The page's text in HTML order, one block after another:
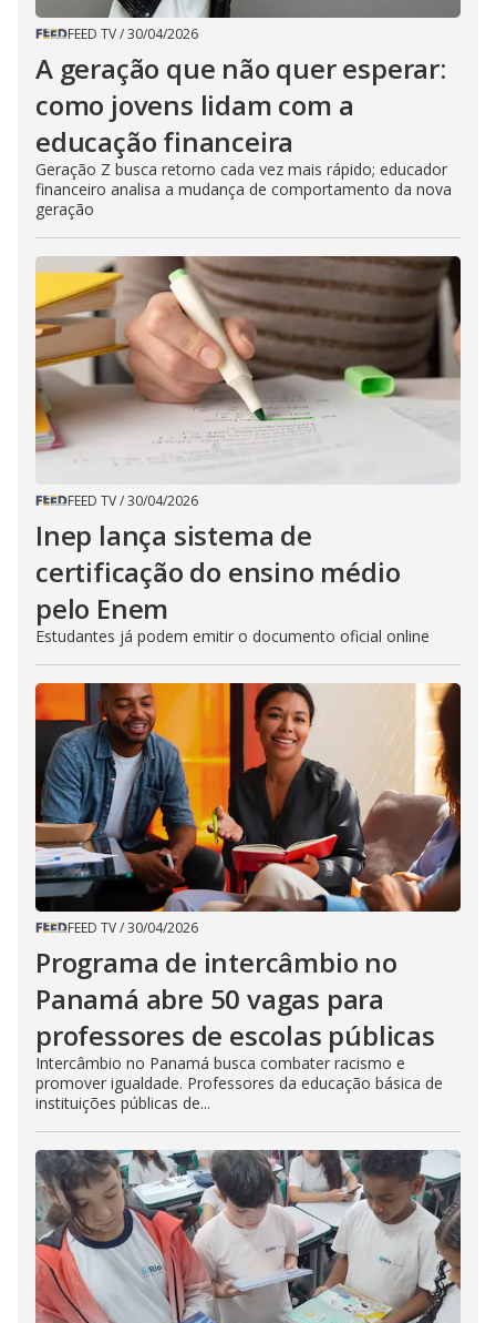
FEED TV/30/04/2026
A geração que não quer esperar:
como jovens lidam com a
educação financeira
Geração Z busca retorno cada vez mais rápido; educador
financeiro analisa a mudança de comportamento da nova
geração
FEED TV/30/04/2026
Inep lança sistema de
certificação do ensino médio
pelo Enem
Estudantes já podem emitir o documento oficial online
FEED TV/30/04/2026
Programa de intercâmbio no
Panamá abre 50 vagas para
professores de escolas públicas
Intercâmbio no Panamá busca combater racismo e
promover igualdade. Professores da educação básica de
instituições públicas de...